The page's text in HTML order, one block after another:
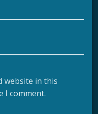
website in this
I comment.